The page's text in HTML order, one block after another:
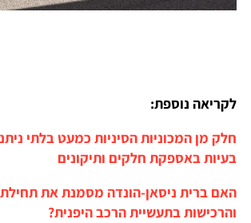
לקריאה נוספת:
חלק מן המכוניות הסיניות כמעט בלתי
בעיות באספקת חלקים ותיקונים
האם ברית ניסאן-הונדה מסמנת את תחילת
והרכישות בתעשיית הרכב היפנית?